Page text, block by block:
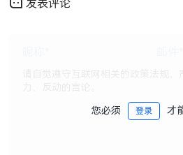
发表评论
您必须 登录 才